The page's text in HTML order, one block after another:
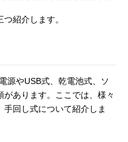
紹介します。
源やUSB式、乾電池式、ソ
あります。ここでは、様々
回し式について紹介しま